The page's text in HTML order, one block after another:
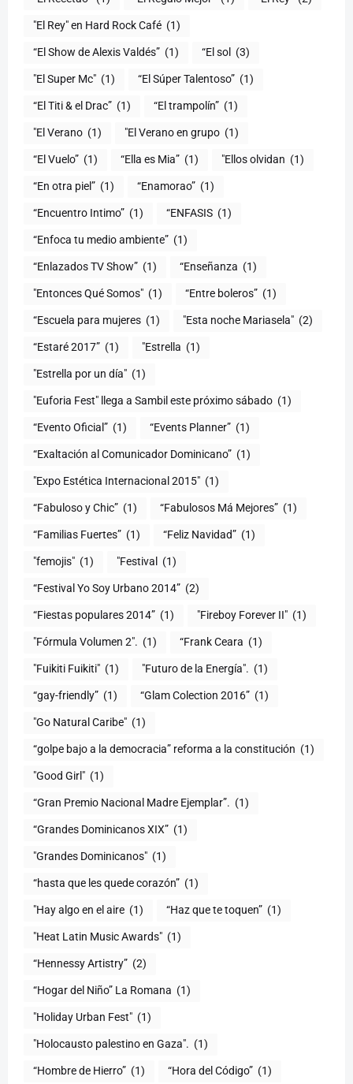
"El Rey" en Hard Rock Café (1)
“El Show de Alexis Valdés” (1) “El sol (3)
"El Super Mc" (1) (1)
“El Titi & el Drac” (1) “El trampolín” (1)
"El Verano (1) "El Verano en grupo (1)
(1) “Ella es Mia” (1) "Ellos olvidan (1)
“En otra piel” (1) “Enamorao” (1)
“Encuentro Intimo” (1) “ENFASIS (1)
“Enfoca tu medio ambiente” (1)
“Enlazados TV Show” (1) “Enseñanza (1)
"Entonces Qué Somos" (1) “Entre boleros” (1)
“Escuela para mujeres (1) "Esta noche Mariasela" (2)
“Estaré 2017” (1) "Estrella (1)
"Estrella por un día" (1)
"Euforia Fest" llega a Sambil este próximo sábado (1)
“Evento Oficial” (1) “Events Planner” (1)
“Exaltación al Comunicador Dominicano” (1)
"Expo Estética Internacional 2015" (1)
“Fabuloso y Chic” (1) “Fabulosos Má Mejores” (1)
“Familias Fuertes” (1) “Feliz Navidad” (1)
"femojis" (1) "Festival (1)
“Festival Yo Soy Urbano 2014” (2)
“Fiestas populares 2014” (1) "Fireboy Forever II" (1)
"Fórmula Volumen 2". (1) “Frank Ceara (1)
"Fuikiti Fuikiti" (1) "Futuro de la Energía". (1)
“gay-friendly” (1) “Glam Colection 2016” (1)
"Go Natural Caribe" (1)
“golpe bajo a la democracia” reforma a la constitución (1)
"Good Girl" (1)
“Gran Premio Nacional Madre Ejemplar”. (1)
“Grandes Dominicanos XIX” (1)
"Grandes Dominicanos" (1)
(1)
"Hay algo en el aire (1) “Haz que te toquen” (1)
"Heat Latin Music Awards" (1)
“Hennessy Artistry” (2)
“Hogar del Niño” La Romana (1)
(1)
"Holocausto palestino en Gaza". (1)
“Hombre de Hierro” (1) (1)